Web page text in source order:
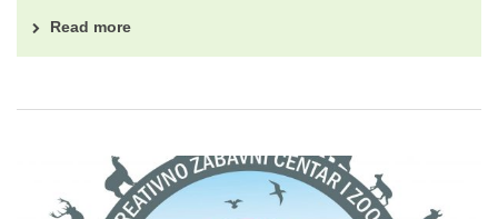
Read more